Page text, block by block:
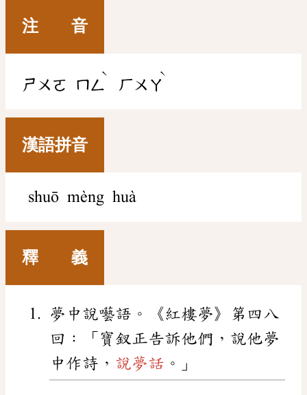
注 音
ㄕㄨㄛ ㄇㄥ
ˋ
ㄏㄨㄚ
ˋ
漢語拼音
shuō mèng huà
釋 義
夢中說囈語。《紅樓夢》第四八
回：「寶釵正告訴他們，說他夢
中作詩， 說夢話 。」